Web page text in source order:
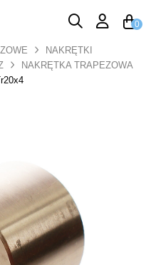
0
NAKRĘTKI
NAKRĘTKA TRAPEZOWA